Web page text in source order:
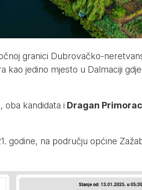
granici Dubrovačko-
kao jedino mjesto u Dalmaciji
oba kandidata i Dragan
godine, na području općine